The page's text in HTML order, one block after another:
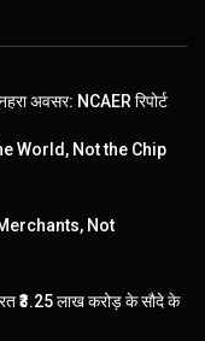
अवसर: NCAER रिपोर्ट
World, Not the Chip
Not
₹3.25 लाख करोड़ के सौदे के